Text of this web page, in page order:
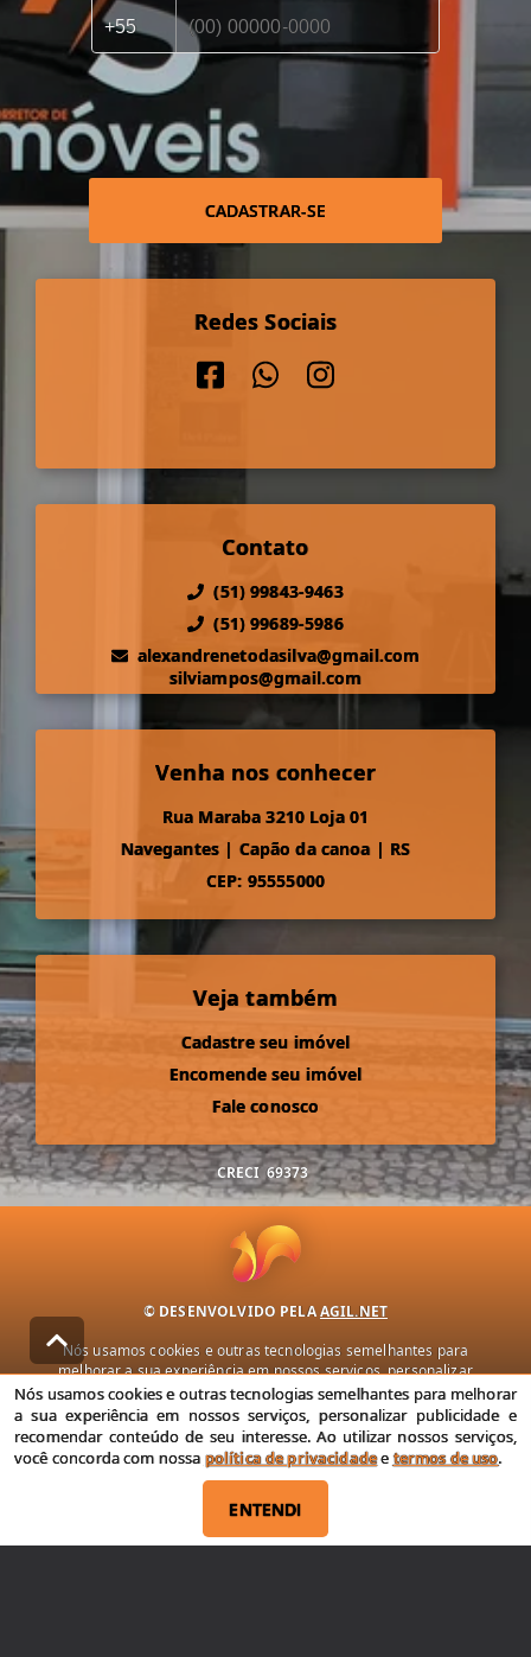
CADASTRAR-SE
Redes Sociais
Contato
(51) 99843-9463
(51) 99689-5986
alexandrenetodasilva@gmail.com
silviampos@gmail.com
Venha nos conhecer
Rua Maraba 3210 Loja 01
Navegantes | Capão da canoa | RS
CEP: 95555000
Veja também
Cadastre seu imóvel
Encomende seu imóvel
Fale conosco
CRECI 69373
© DESENVOLVIDO PELAAGIL.NET
Nós usamos cookies e outras tecnologias semelhantes para
melhorar a sua experiência em nossos serviços, personalizar
publicidade e recomendar conteúdo de seu interesse. Ao utilizar
nossos serviços, você concorda com nossa política de privacidade e
termos de uso.
Política de Privacidade Termos de uso
Nós usamos cookies e outras tecnologias semelhantes para melhorar
a sua experiência em nossos serviços, personalizar publicidade e
recomendar conteúdo de seu interesse. Ao utilizar nossos serviços,
você concorda com nossa política de privacidadeetermos de uso.
ENTENDI